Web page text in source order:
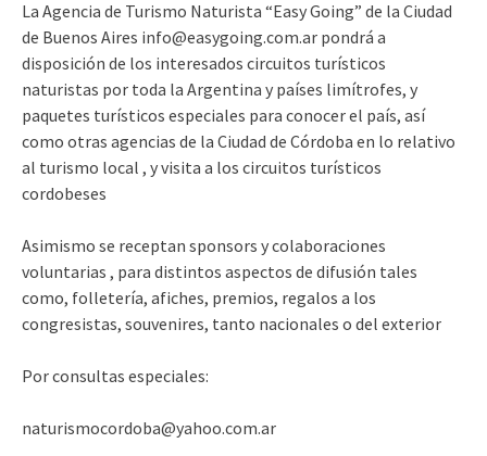
La Agencia de Turismo Naturista “Easy Going” de la Ciudad
de Buenos Aires info@easygoing.com.ar pondrá a
disposición de los interesados circuitos turísticos
naturistas por toda la Argentina y países limítrofes, y
paquetes turísticos especiales para conocer el país, así
como otras agencias de la Ciudad de Córdoba en lo relativo
al turismo local , y visita a los circuitos turísticos
cordobeses
Asimismo se receptan sponsors y colaboraciones
voluntarias , para distintos aspectos de difusión tales
como, folletería, afiches, premios, regalos a los
congresistas, souvenires, tanto nacionales o del exterior
Por consultas especiales:
naturismocordoba@yahoo.com.ar